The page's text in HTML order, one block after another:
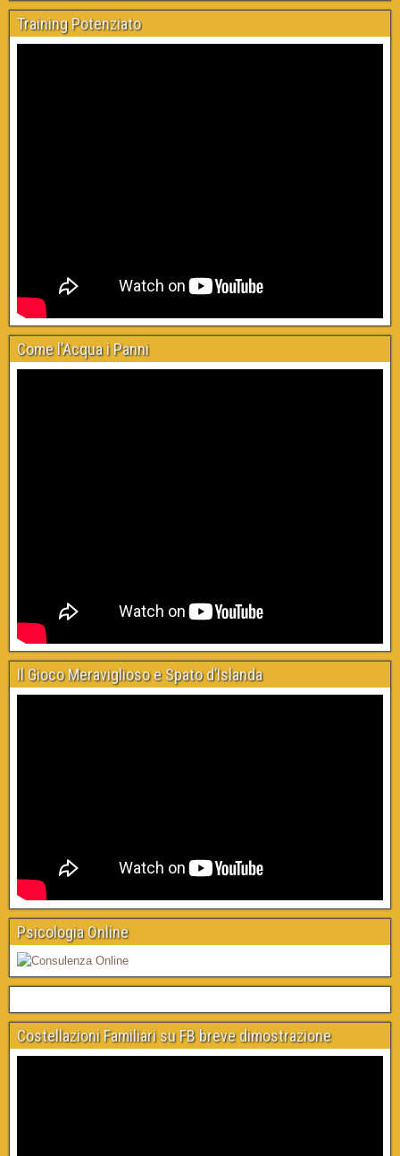
Training Potenziato
Come l’Acqua i Panni
Il Gioco Meraviglioso e Spato d’Islanda
Psicologia Online
Costellazioni Familiari su FB breve dimostrazione